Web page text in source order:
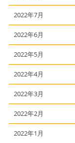
2022年7月
2022年6月
2022年5月
2022年4月
2022年3月
2022年2月
2022年1月